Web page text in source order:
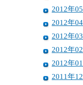
2012年
2012年
2012年
2012年
2012年
2011年